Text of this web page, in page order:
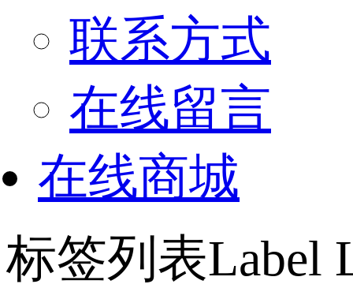
联系方式
在线留言
在线商城
标签列表Label